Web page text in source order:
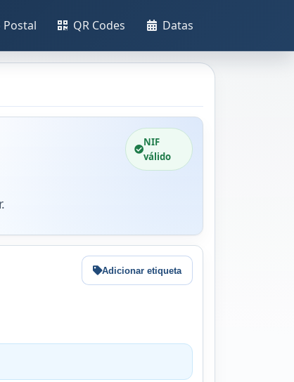
Postal QR Codes Datas
NIF
válido
Adicionar etiqueta